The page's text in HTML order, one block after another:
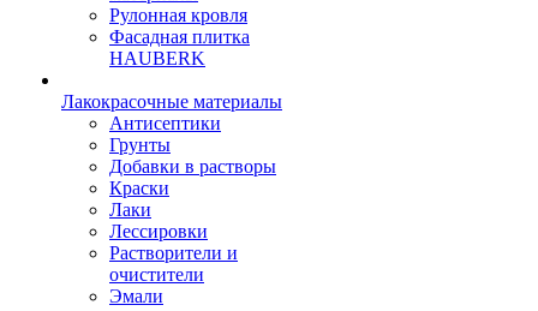
Рулонная кровля
Фасадная плитка
HAUBERK
Лакокрасочные материалы
Антисептики
Грунты
Добавки в растворы
Краски
Лаки
Лессировки
Растворители и
очистители
Эмали